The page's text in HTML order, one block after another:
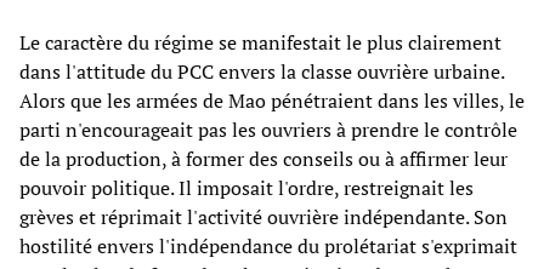
Le caractère du régime se manifestait le plus clairement
dans l'attitude du PCC envers la classe ouvrière urbaine.
Alors que les armées de Mao pénétraient dans les villes, le
parti n'encourageait pas les ouvriers à prendre le contrôle
de la production, à former des conseils ou à affirmer leur
pouvoir politique. Il imposait l'ordre, restreignait les
grèves et réprimait l'activité ouvrière indépendante. Son
hostilité envers l'indépendance du prolétariat s'exprimait